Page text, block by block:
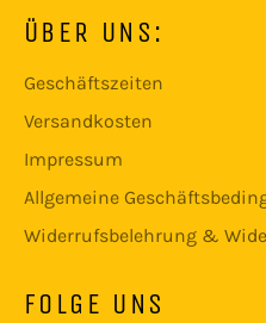
ÜBER UNS:
Geschäftszeiten
Versandkosten
Impressum
Allgemeine
Widerrufsbelehrung &
FOLGE UNS